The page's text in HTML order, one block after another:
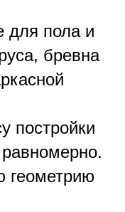
для пола и
бревна
постройки
геометрию